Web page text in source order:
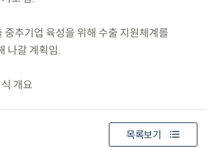
추기업 육성을 위해 수출 지원체계를
나갈 계획임.
개요
목록보기